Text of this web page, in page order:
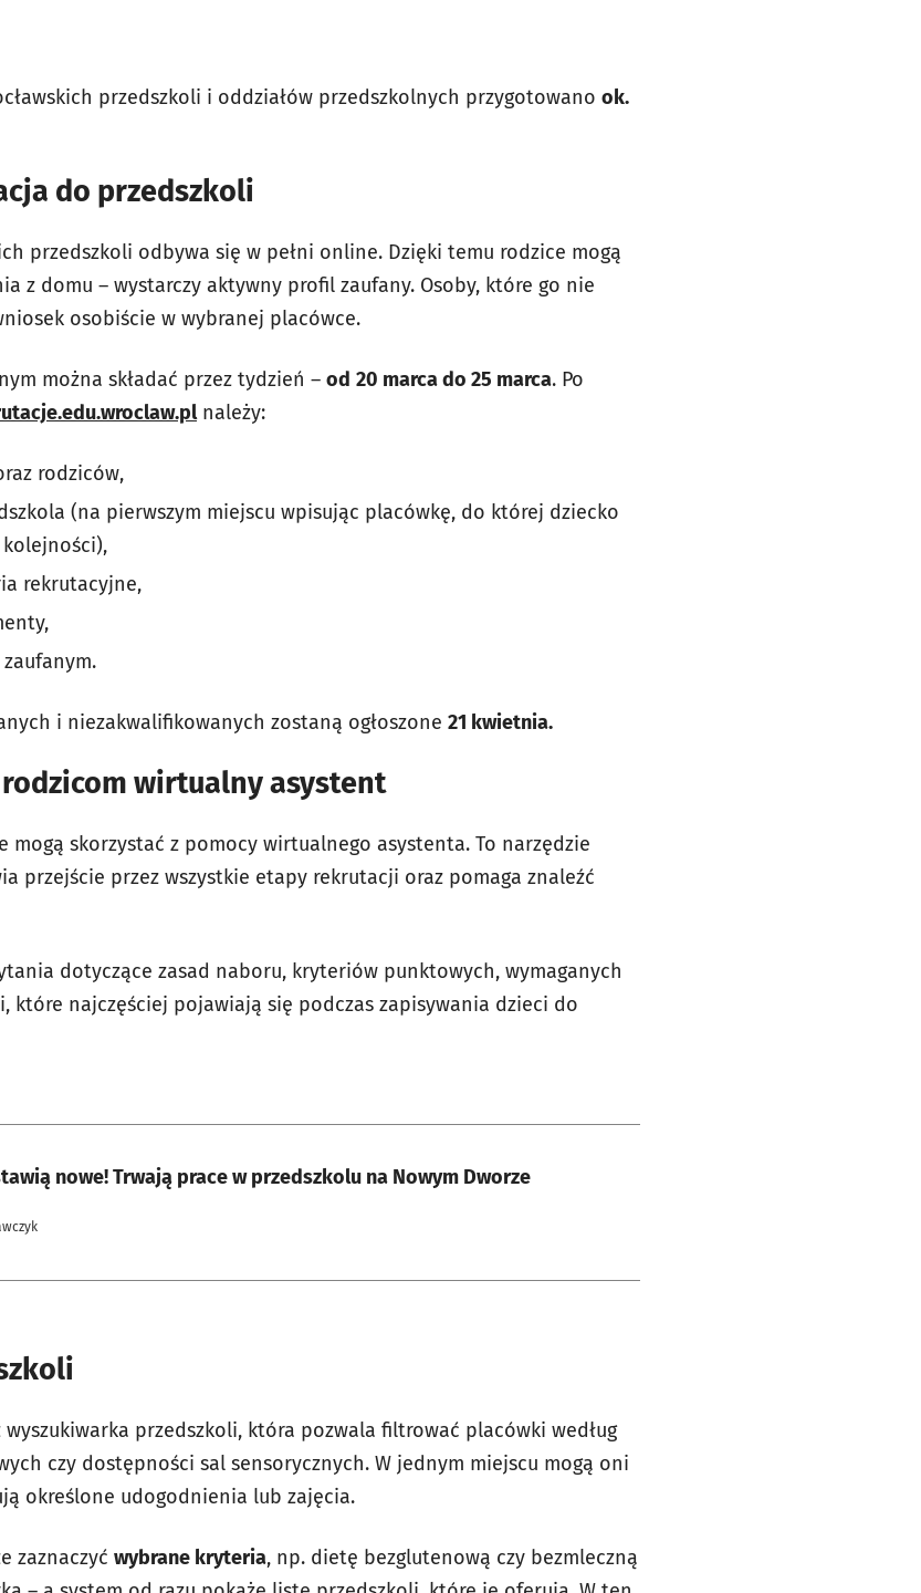
przedszkoli i oddziałów przedszkolnych przygotowano ok.
do przedszkoli
przedszkoli odbywa się w pełni online. Dzięki temu rodzice mogą
z domu – wystarczy aktywny profil zaufany. Osoby, które go nie
osobiście w wybranej placówce.
można składać przez tydzień – od 20 marca do 25 marca. Po
należy:
rodziców,
(na pierwszym miejscu wpisując placówkę, do której dziecko
rekrutacyjne,
i niezakwalifikowanych zostaną ogłoszone 21 kwietnia.
wirtualny asystent
mogą skorzystać z pomocy wirtualnego asystenta. To narzędzie
przejście przez wszystkie etapy rekrutacji oraz pomaga znaleźć
dotyczące zasad naboru, kryteriów punktowych, wymaganych
które najczęściej pojawiają się podczas zapisywania dzieci do
nowe! Trwają prace w przedszkolu na Nowym Dworze
przedszkoli, która pozwala filtrować placówki według
czy dostępności sal sensorycznych. W jednym miejscu mogą oni
określone udogodnienia lub zajęcia.
zaznaczyć wybrane kryteria, np. dietę bezglutenową czy bezmleczną